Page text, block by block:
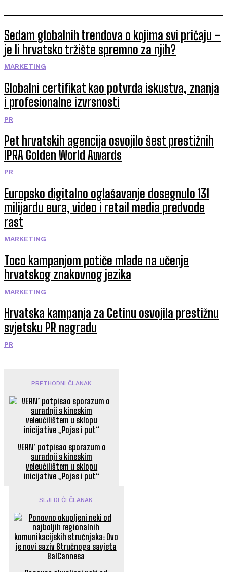
Sedam globalnih trendova o kojima svi pričaju –
je li hrvatsko tržište spremno za njih?
MARKETING
Globalni certifikat kao potvrda iskustva, znanja
i profesionalne izvrsnosti
PR
Pet hrvatskih agencija osvojilo šest prestižnih
IPRA Golden World Awards
PR
Europsko digitalno oglašavanje dosegnulo 131
milijardu eura, video i retail media predvode
rast
MARKETING
Toco kampanjom potiče mlade na učenje
hrvatskog znakovnog jezika
MARKETING
Hrvatska kampanja za Cetinu osvojila prestižnu
svjetsku PR nagradu
PR
PRETHODNI ČLANAK
VERN’ potpisao sporazum o
suradnji s kineskim
veleučilištem u sklopu
inicijative „Pojas i put“
SLJEDEĆI ČLANAK